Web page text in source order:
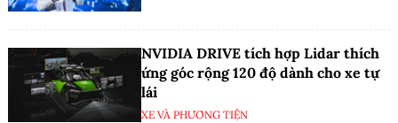
NVIDIA DRIVE tích hợp Lidar thích
ứng góc rộng 120 độ dành cho xe tự
lái
XE VÀ PHƯƠNG TIỆN